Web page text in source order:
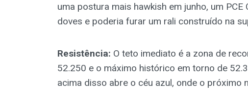
uma postura mais hawkish em junho, um
doves e poderia furar um rali construído na
Resistência: O teto imediato é a zona de
52.250 e o máximo histórico em torno de
acima disso abre o céu azul, onde o próximo